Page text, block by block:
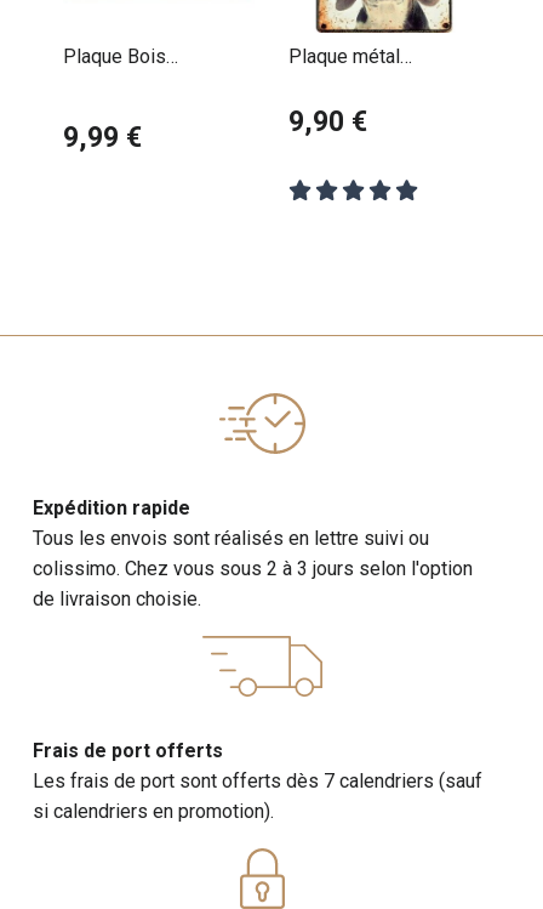
Plaque Bois
9,99 €
Plaque métal
9,90 €
Expédition rapide
Tous les envois sont réalisés en lettre suivi ou
colissimo. Chez vous sous 2 à 3 jours selon l'option
de livraison choisie.
Frais de port offerts
Les frais de port sont offerts dès 7 calendriers (sauf
si calendriers en promotion).